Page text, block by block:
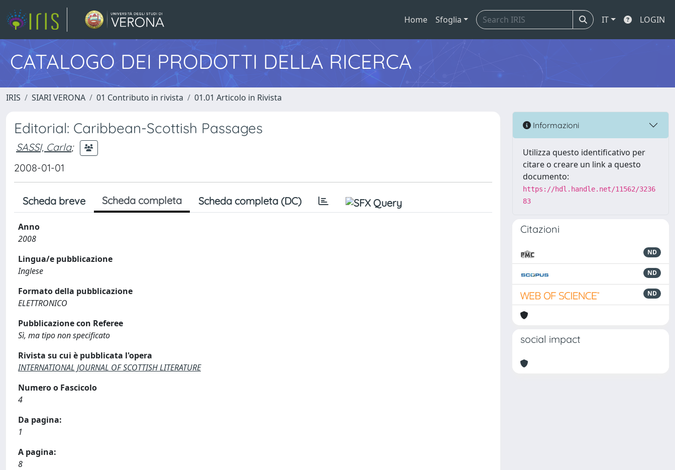
Home Sfoglia IT LOGIN
CATALOGO DEI PRODOTTI DELLA RICERCA
IRIS SIARI VERONA 01 Contributo in rivista 01.01 Articolo in Rivista
Editorial: Caribbean-Scottish Passages
SASSI, Carla;
2008-01-01
Scheda breve Scheda completa Scheda completa (DC)
Anno
2008
Lingua/e pubblicazione
Inglese
Formato della pubblicazione
ELETTRONICO
Pubblicazione con Referee
Sì, ma tipo non specificato
Rivista su cui è pubblicata l'opera
INTERNATIONAL JOURNAL OF SCOTTISH LITERATURE
Numero o Fascicolo
4
Da pagina:
1
A pagina:
8
Informazioni
Utilizza questo identificativo per
citare o creare un link a questo
documento:
https://hdl.handle.net/11562/3236
83
Citazioni
ND
ND
ND
social impact